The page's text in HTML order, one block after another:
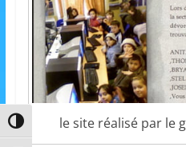
Passer en contraste élevé
t
A
n
i
a
le site réalisé par le